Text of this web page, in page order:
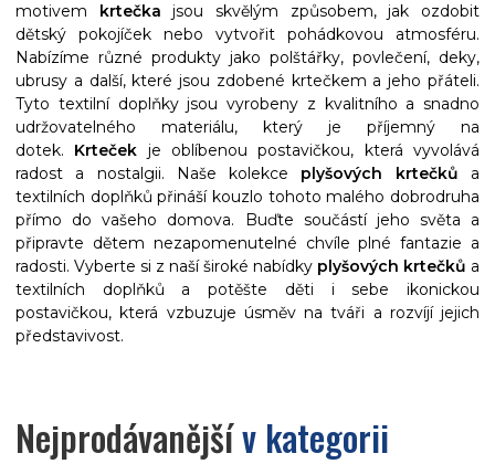
motivem krtečka jsou skvělým způsobem, jak ozdobit
dětský pokojíček nebo vytvořit pohádkovou atmosféru.
Nabízíme různé produkty jako polštářky, povlečení, deky,
ubrusy a další, které jsou zdobené krtečkem a jeho přáteli.
Tyto textilní doplňky jsou vyrobeny z kvalitního a snadno
udržovatelného materiálu, který je příjemný na
dotek. Krteček je oblíbenou postavičkou, která vyvolává
radost a nostalgii. Naše kolekce plyšových krtečků a
textilních doplňků přináší kouzlo tohoto malého dobrodruha
přímo do vašeho domova. Buďte součástí jeho světa a
připravte dětem nezapomenutelné chvíle plné fantazie a
radosti. Vyberte si z naší široké nabídky plyšových krtečků a
textilních doplňků a potěšte děti i sebe ikonickou
postavičkou, která vzbuzuje úsměv na tváři a rozvíjí jejich
představivost.
Nejprodávanějšív kategorii